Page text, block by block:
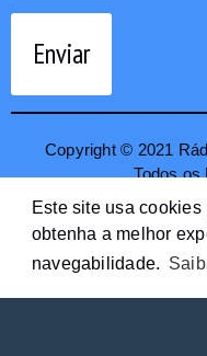
Enviar
Este site usa
obtenha a melhor
navegabilidade.
Copyright © 2021
Todos os